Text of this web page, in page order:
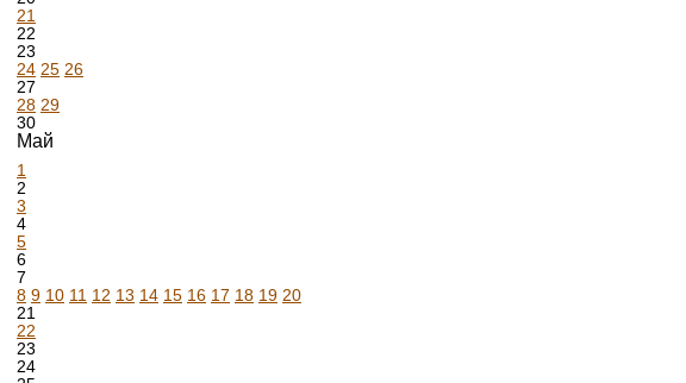
21
22
23
24 25 26
27
28 29
30
Май
1
2
3
4
5
6
7
8 9 10 11 12 13 14 15 16 17 18 19 20
21
22
23
24